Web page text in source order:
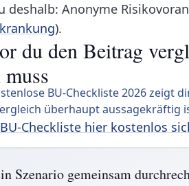
deshalb: Anonyme
).
du den Beitrag
muss
BU-Checkliste 2026 zeigt
überhaupt aussagekräftig
BU-Checkliste hier kostenlos
Szenario gemeinsam